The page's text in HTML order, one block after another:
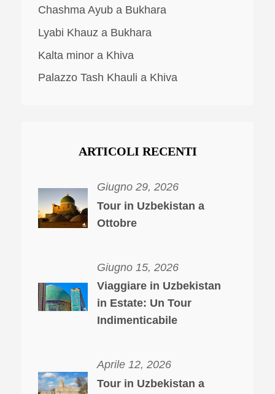
Chashma Ayub a Bukhara
Lyabi Khauz a Bukhara
Kalta minor a Khiva
Palazzo Tash Khauli a Khiva
ARTICOLI RECENTI
Giugno 29, 2026
Tour in Uzbekistan a
Ottobre
Giugno 15, 2026
Viaggiare in Uzbekistan
in Estate: Un Tour
Indimenticabile
Aprile 12, 2026
Tour in Uzbekistan a